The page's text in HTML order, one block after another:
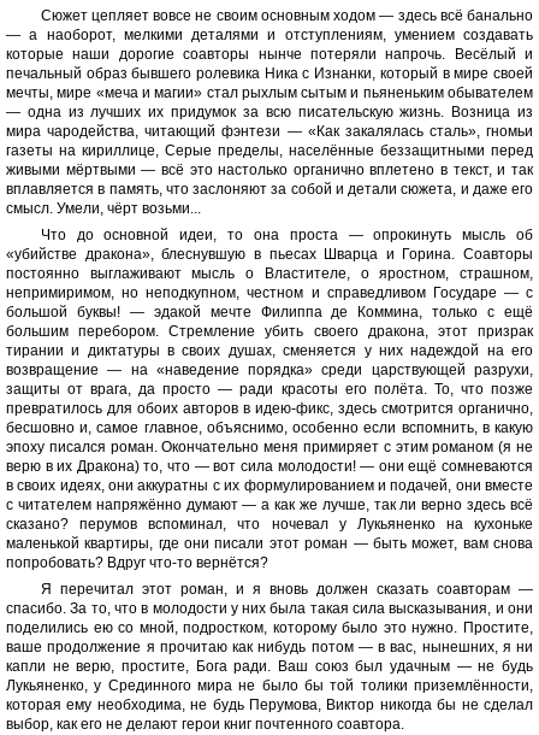
Сюжет цепляет вовсе не своим основным ходом — здесь всё банально
— а наоборот, мелкими деталями и отступлениям, умением создавать
которые наши дорогие соавторы нынче потеряли напрочь. Весёлый и
печальный образ бывшего ролевика Ника с Изнанки, который в мире своей
мечты, мире «меча и магии» стал рыхлым сытым и пьяненьким обывателем
— одна из лучших их придумок за всю писательскую жизнь. Возница из
мира чародейства, читающий фэнтези — «Как закалялась сталь», гномьи
газеты на кириллице, Серые пределы, населённые беззащитными перед
живыми мёртвыми — всё это настолько органично вплетено в текст, и так
вплавляется в память, что заслоняют за собой и детали сюжета, и даже его
смысл. Умели, чёрт возьми...
Что до основной идеи, то она проста — опрокинуть мысль об
«убийстве дракона», блеснувшую в пьесах Шварца и Горина. Соавторы
постоянно выглаживают мысль о Властителе, о яростном, страшном,
непримиримом, но неподкупном, честном и справедливом Государе — с
большой буквы! — эдакой мечте Филиппа де Коммина, только с ещё
большим перебором. Стремление убить своего дракона, этот призрак
тирании и диктатуры в своих душах, сменяется у них надеждой на его
возвращение — на «наведение порядка» среди царствующей разрухи,
защиты от врага, да просто — ради красоты его полёта. То, что позже
превратилось для обоих авторов в идею-фикс, здесь смотрится органично,
бесшовно и, самое главное, объяснимо, особенно если вспомнить, в какую
эпоху писался роман. Окончательно меня примиряет с этим романом (я не
верю в их Дракона) то, что — вот сила молодости! — они ещё сомневаются
в своих идеях, они аккуратны с их формулированием и подачей, они вместе
с читателем напряжённо думают — а как же лучше, так ли верно здесь всё
сказано? перумов вспоминал, что ночевал у Лукьяненко на кухоньке
маленькой квартиры, где они писали этот роман — быть может, вам снова
попробовать? Вдруг что-то вернётся?
Я перечитал этот роман, и я вновь должен сказать соавторам —
спасибо. За то, что в молодости у них была такая сила высказывания, и они
поделились ею со мной, подростком, которому было это нужно. Простите,
ваше продолжение я прочитаю как нибудь потом — в вас, нынешних, я ни
капли не верю, простите, Бога ради. Ваш союз был удачным — не будь
Лукьяненко, у Срединного мира не было бы той толики приземлённости,
которая ему необходима, не будь Перумова, Виктор никогда бы не сделал
выбор, как его не делают герои книг почтенного соавтора.